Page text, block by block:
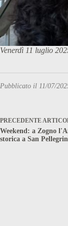
Venerdì 11 luglio
Pubblicato il 11/07/
PRECEDENTE
Weekend: a Zogno
storica a San